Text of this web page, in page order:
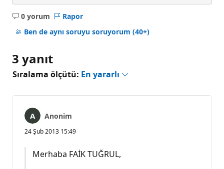
0 yorum
Açıklama
yok
Rapor
Ben de aynı soruyu soruyorum (40+)
3 yanıt
Sıralama ölçütü: En yararlı
Anonim
24 Şub 2013 15:49
Merhaba FAİK TUĞRUL,